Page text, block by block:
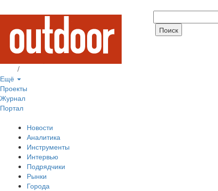
/
Ещё
Проекты
Журнал
Портал
Новости
Аналитика
Инструменты
Интервью
Подрядчики
Рынки
Города